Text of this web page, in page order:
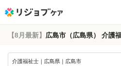
【8月最新】 広島市（広島県） 介護
介護福祉士｜広島県｜広島市